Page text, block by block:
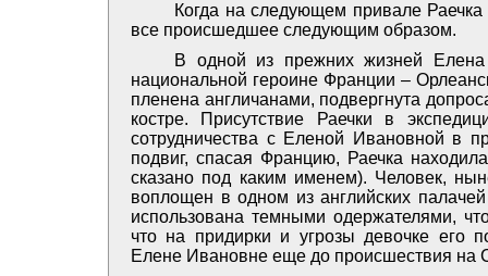
Когда на следующем привале
все происшедшее следующим образом.
В одной из прежних жизней
национальной героине Франции –
пленена англичанами, подвергнута
костре. Присутствие Раечки в
сотрудничества с Еленой Ивановной в
подвиг, спасая Францию, Раечка
сказано под каким именем). Человек,
воплощен в одном из английских
использована темными одержателями,
что на придирки и угрозы девочке его
Елене Ивановне еще до происшествия на